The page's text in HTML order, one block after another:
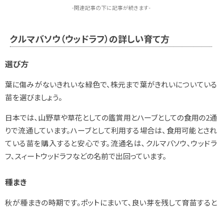
-関連記事の下に記事が続きます-
クルマバソウ（ウッドラフ）の詳しい育て方
選び方
葉に傷みがないきれいな緑色で、株元まで葉がきれいについている
苗を選びましょう。
日本では、山野草や草花としての鑑賞用とハーブとしての食用の2通
りで流通しています。ハーブとして利用する場合は、食用可能とされ
ている苗を購入すると安心です。流通名は、クルマバソウ、ウッドラ
フ、スィートウッドラフなどの名前で出回っています。
種まき
秋が種まきの時期です。ポットにまいて、良い芽を残して育苗すると